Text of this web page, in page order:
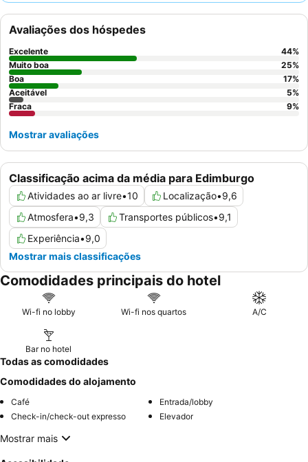
opções de pequeno-almoço recebem elogios frequentes. Para
uma experiência mais tranquila, os hóspedes devem considerar
solicitar um quarto virado para o jardim.
Classificação acima da média para Edimburgo
Atividades ao ar livre•10 Localização•9,6
Atmosfera•9,3 Transportes públicos•9,1
Experiência•9,0
Mostrar mais classificações
Avaliações dos hóspedes
Excelente 44%
Muito boa
25%
Boa
17%
Aceitável
5%
Fraca
9%
Mostrar avaliações
Comodidades principais do hotel
Wi-fi no lobby Wi-fi nos quartos A/C
Bar no hotel
Todas as comodidades
Comodidades do alojamento
Café
Entrada/lobby
Check-in/check-out expresso
Elevador
Mostrar mais